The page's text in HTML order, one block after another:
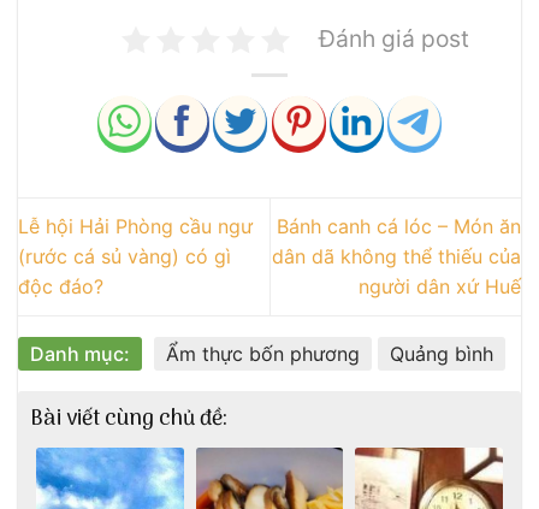
Đánh giá post
Lễ hội Hải Phòng cầu ngư
(rước cá sủ vàng) có gì
độc đáo?
Bánh canh cá lóc – Món ăn
dân dã không thể thiếu của
người dân xứ Huế
Danh mục: Ẩm thực bốn phương Quảng bình
Bài viết cùng chủ đề: